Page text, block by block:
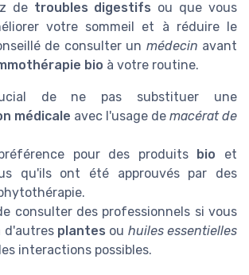
de troubles digestifs ou que vous
votre sommeil et à réduire le
de consulter un médecin avant
bio à votre routine.
de ne pas substituer une
médicale avec l'usage de macérat de
pour des produits bio et
qu'ils ont été approuvés par des
consulter des professionnels si vous
d'autres plantes ou huiles essentielles
interactions possibles.